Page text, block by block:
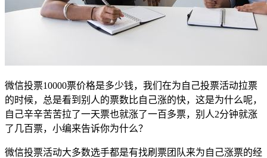
微信投票10000票价格是多少钱，我们在为自己投票活动拉票
的时候，总是看到别人的票数比自己涨的快，这是为什么呢，
自己辛辛苦苦拉了一天票也就涨了一百多票，别人2分钟就涨
了几百票，小编来告诉你为什么？
微信投票活动大多数选手都是有找刷票团队来为自己涨票的经